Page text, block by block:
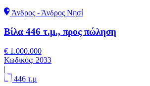
Άνδρος - Άνδρος Νησί
Βίλα 446 τ.μ., προς πώληση
€ 1.000.000
Κωδικός: 2033
|
446 τ.μ